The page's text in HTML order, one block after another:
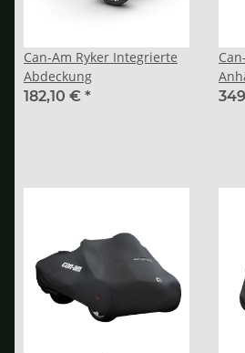
Can-Am Ryker Integrierte
Abdeckung
182,10 € *